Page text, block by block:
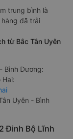
trung bình là
đã trải
từ Bắc Tân Uyên
Bình Dương:
Hai:
Uyên - Bình
Đinh Bộ Lĩnh